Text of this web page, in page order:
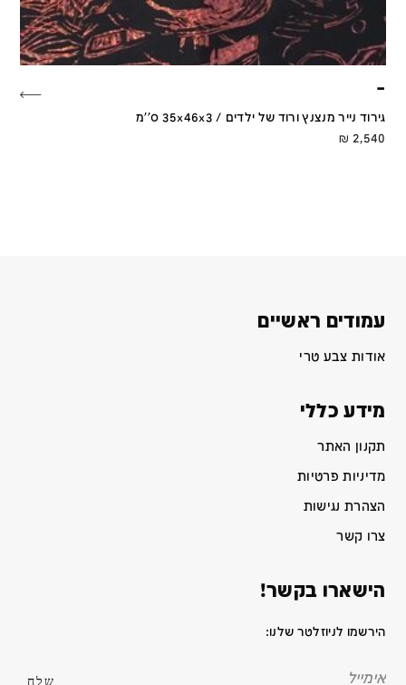
–
גירוד נייר מנצנץ ורוד של ילדים / 35x46x3 ס''מ
2,540
₪
עמודים ראשיים
אודות צבע טרי
מידע כללי
תקנון האתר
מדיניות פרטיות
הצהרת נגישות
צרו קשר
הישארו בקשר!
הירשמו לניוזלטר שלנו: